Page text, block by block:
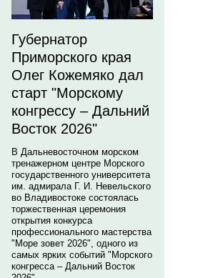
Губернатор
Приморского края
Олег Кожемяко дал
старт "Морскому
конгрессу – Дальний
Восток 2026"
В Дальневосточном морском
тренажерном центре Морского
государственного университета
им. адмирала Г. И. Невельского
во Владивостоке состоялась
торжественная церемония
открытия конкурса
профессионального мастерства
"Море зовет 2026", одного из
самых ярких событий "Морского
конгресса – Дальний Восток